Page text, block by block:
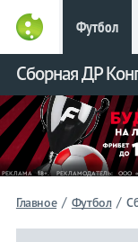
Футбол
Live
Сборная ДР
Главное / Футбол /
Главное
Фрибет
до 15
000 ₽
Новым
игрокам,
условий
Футбол